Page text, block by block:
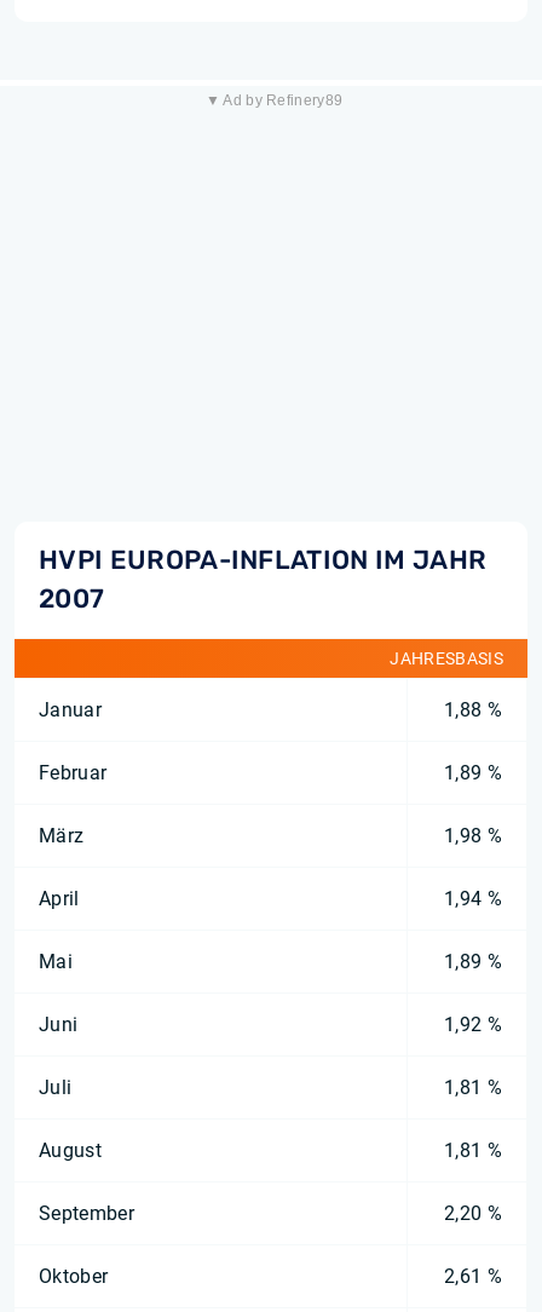
▼ Ad by Refinery89
HVPI EUROPA-INFLATION IM JAHR
2007
JAHRESBASIS
Januar 1,88 %
Februar 1,89 %
März 1,98 %
April 1,94 %
Mai 1,89 %
Juni 1,92 %
Juli 1,81 %
August 1,81 %
September 2,20 %
Oktober 2,61 %